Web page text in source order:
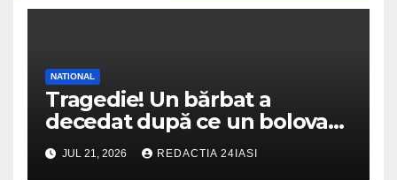
NATIONAL
Tragedie! Un bărbat a
decedat după ce un bolovan
a căzut peste mașina în care
se afla
JUL 21, 2026 REDACTIA 24IASI